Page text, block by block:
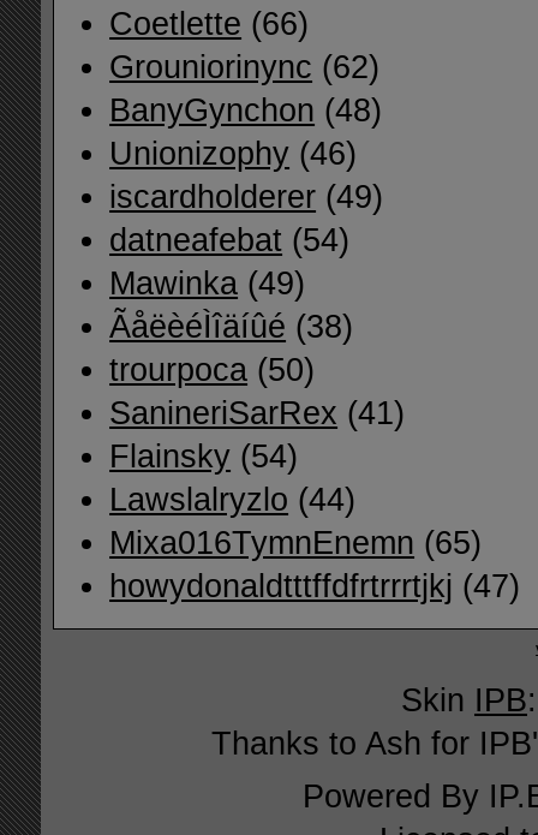
Coetlette (66)
Grouniorinync (62)
BanyGynchon (48)
Unionizophy (46)
iscardholderer (49)
datneafebat (54)
Mawinka (49)
ÃåëèéÌîäíûé (38)
trourpoca (50)
SanineriSarRex (41)
Flainsky (54)
Lawslalryzlo (44)
Mixa016TymnEnemn (65)
howydonaldtttffdfrtrrrtjkj (47)
Skin IPB
Thanks to Ash for
Powered By